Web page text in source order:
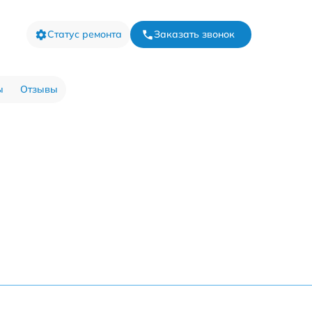
Статус ремонта Заказать звонок
Отзывы